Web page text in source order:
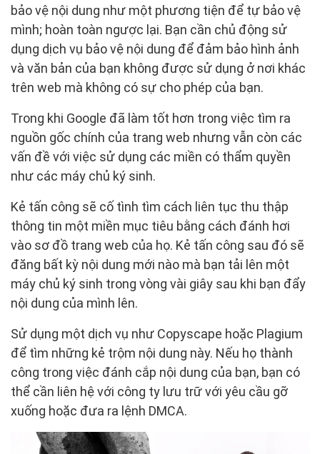
bảo vệ nội dung như một phương tiện để tự bảo vệ
mình; hoàn toàn ngược lại. Bạn cần chủ động sử
dụng dịch vụ bảo vệ nội dung để đảm bảo hình ảnh
và văn bản của bạn không được sử dụng ở nơi khác
trên web mà không có sự cho phép của bạn.
Trong khi Google đã làm tốt hơn trong việc tìm ra
nguồn gốc chính của trang web nhưng vẫn còn các
vấn đề với việc sử dụng các miền có thẩm quyền
như các máy chủ ký sinh.
Kẻ tấn công sẽ cố tình tìm cách liên tục thu thập
thông tin một miền mục tiêu bằng cách đánh hơi
vào sơ đồ trang web của họ. Kẻ tấn công sau đó sẽ
đăng bất kỳ nội dung mới nào mà bạn tải lên một
máy chủ ký sinh trong vòng vài giây sau khi bạn đẩy
nội dung của mình lên.
Sử dụng một dịch vụ như Copyscape hoặc Plagium
để tìm những kẻ trộm nội dung này. Nếu họ thành
công trong việc đánh cắp nội dung của bạn, bạn có
thể cần liên hệ với công ty lưu trữ với yêu cầu gỡ
xuống hoặc đưa ra lệnh DMCA.